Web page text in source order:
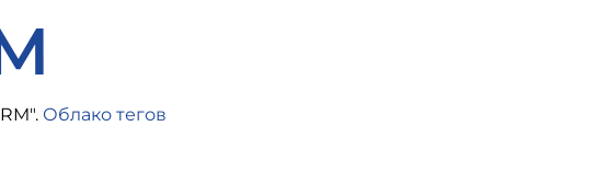
Облако тегов